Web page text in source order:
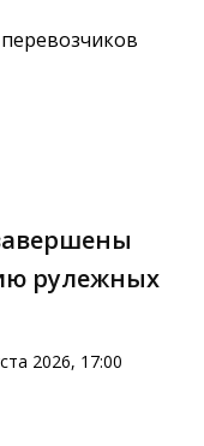
рулежных
2026, 17:00